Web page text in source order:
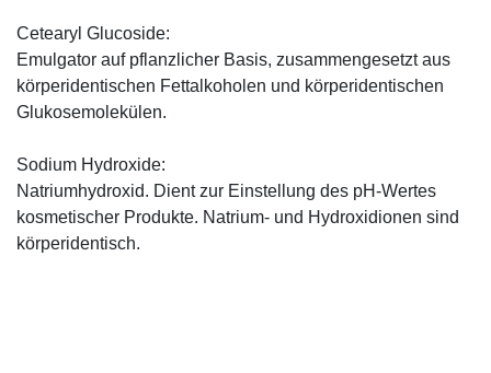
Cetearyl Glucoside:
Emulgator auf pflanzlicher Basis, zusammengesetzt aus
körperidentischen Fettalkoholen und körperidentischen
Glukosemolekülen.
Sodium Hydroxide:
Natriumhydroxid. Dient zur Einstellung des pH-Wertes
kosmetischer Produkte. Natrium- und Hydroxidionen sind
körperidentisch.